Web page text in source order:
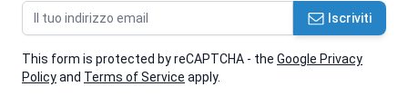
Indirizzo email Iscriviti
This form is protected by reCAPTCHA - the Google Privacy
Policyand Terms of Service apply.